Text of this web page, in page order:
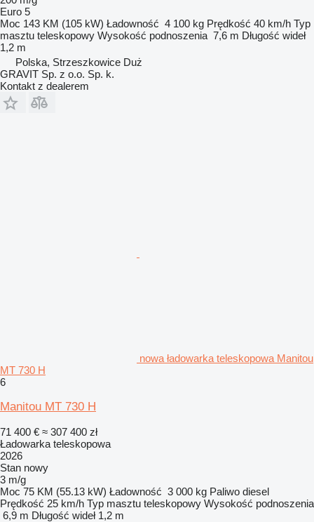
Euro 5
Moc 143 KM (105 kW) Ładowność 4 100 kg Prędkość 40 km/h Typ
masztu teleskopowy Wysokość podnoszenia 7,6 m Długość wideł
1,2 m
Polska, Strzeszkowice Duż
GRAVIT Sp. z o.o. Sp. k.
Kontakt z dealerem
nowa ładowarka teleskopowa Manitou
MT 730 H
6
Manitou MT 730 H
71 400 € ≈ 307 400 zł
Ładowarka teleskopowa
2026
Stan nowy
3 m/g
Moc 75 KM (55.13 kW) Ładowność 3 000 kg Paliwo diesel
Prędkość 25 km/h Typ masztu teleskopowy Wysokość podnoszenia
6,9 m Długość wideł 1,2 m